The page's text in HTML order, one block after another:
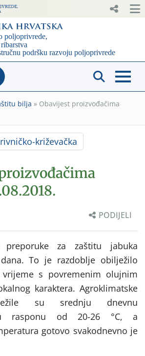
bilja » Obavijest proizvođačima
križevačka
PODIJELI
preporuke za zaštitu jabuka
To je razdoblje obilježilo
s povremenim olujnim
karaktera. Agroklimatske
su srednju dnevnu
rasponu od 20-26 °C, a
gotovo svakodnevno je